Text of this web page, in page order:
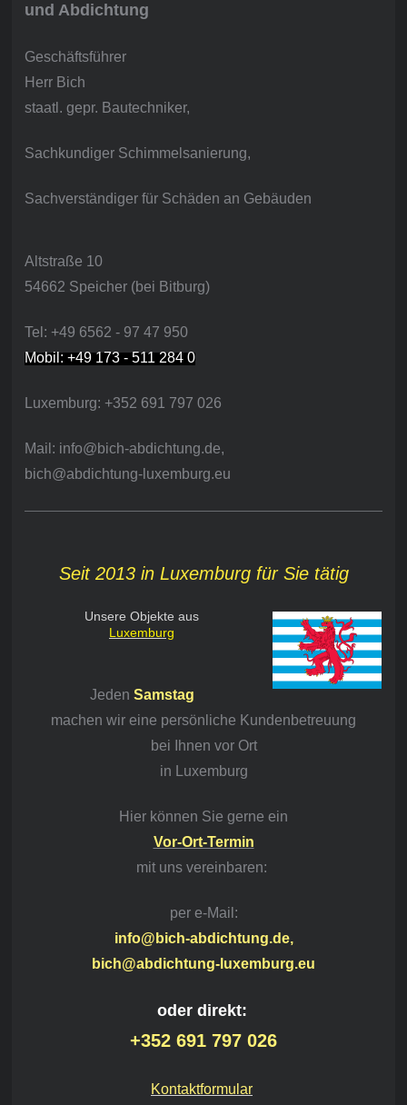
und Abdichtung
Geschäftsführer
Herr Bich
staatl. gepr. Bautechniker,
Sachkundiger Schimmelsanierung,
Sachverständiger für Schäden an Gebäuden
Altstraße 10
54662 Speicher (bei Bitburg)
Tel: +49 6562 - 97 47 950
Mobil: +49 173 - 511 284 0
Luxemburg: +352 691 797 026
Mail: info@bich-abdichtung.de,
bich@abdichtung-luxemburg.eu
Seit 2013 in Luxemburg für Sie tätig
Unsere Objekte aus
Luxemburg
Jeden Samstag
machen wir eine persönliche Kundenbetreuung
bei Ihnen vor Ort
in Luxemburg
Hier können Sie gerne ein
Vor-Ort-Termin
mit uns vereinbaren:
per e-Mail:
info@bich-abdichtung.de,
bich@abdichtung-luxemburg.eu
oder direkt:
+352 691 797 026
Kontaktformular